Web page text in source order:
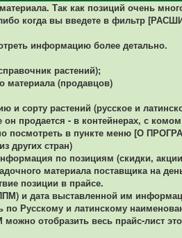
Так как позиций очень
когда вы введете в фильтр
информацию более детально.
растений);
материала (продавцов)
сорту растений (русское и
он продается - в контейнерах, с
посмотреть в пункте меню [О
других стран)
по позициям (скидки,
материала поставщика на
позиции в прайсе.
и дата выставленной им
Русскому и латинскому
отобразить весь прайс-лист